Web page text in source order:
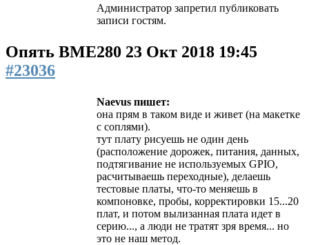
Администратор запретил публиковать
записи гостям.
Опять BME280 23 Окт 2018 19:45
#23036
Naevus пишет:
она прям в таком виде и живет (на макетке
с соплями).
тут плату рисуешь не один день
(расположение дорожек, питания, данных,
подтягивание не используемых GPIO,
расчитываешь переходные), делаешь
тестовые платы, что-то меняешь в
компоновке, пробы, корректировки 15...20
плат, и потом вылизанная плата идет в
серию..., а люди не тратят зря время... но
это не наш метод.